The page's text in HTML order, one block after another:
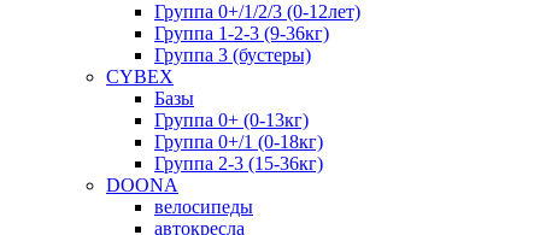
Группа 0+/1/2/3 (0-12лет)
Группа 1-2-3 (9-36кг)
Группа 3 (бустеры)
CYBEX
Базы
Группа 0+ (0-13кг)
Группа 0+/1 (0-18кг)
Группа 2-3 (15-36кг)
DOONA
велосипеды
автокресла